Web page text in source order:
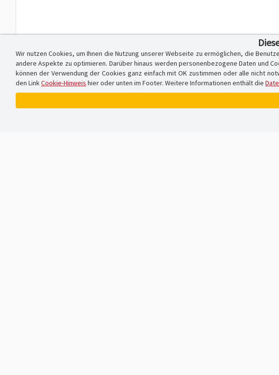
Wir nutzen Cookies, um Ihnen die Nutzung unserer Webseite zu ermöglichen, die
andere Aspekte zu optimieren. Darüber hinaus werden personenbezogene Daten und
können der Verwendung der Cookies ganz einfach mit OK zustimmen oder alle nicht
den LinkCookie-Hinweis hier oder unten im Footer. Weitere Informationen enthält die